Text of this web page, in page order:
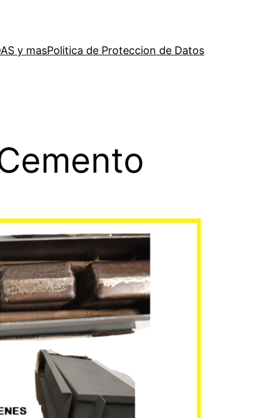
y masPolitica de Proteccion de Datos